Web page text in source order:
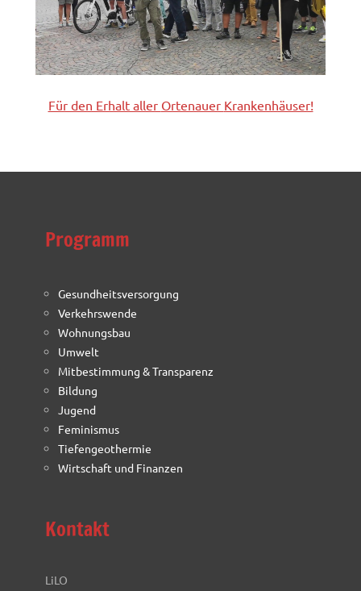
Für den Erhalt aller Ortenauer Krankenhäuser!
Programm
Gesundheitsversorgung
Verkehrswende
Wohnungsbau
Umwelt
Mitbestimmung & Transparenz
Bildung
Jugend
Feminismus
Tiefengeothermie
Wirtschaft und Finanzen
Kontakt
LiLO